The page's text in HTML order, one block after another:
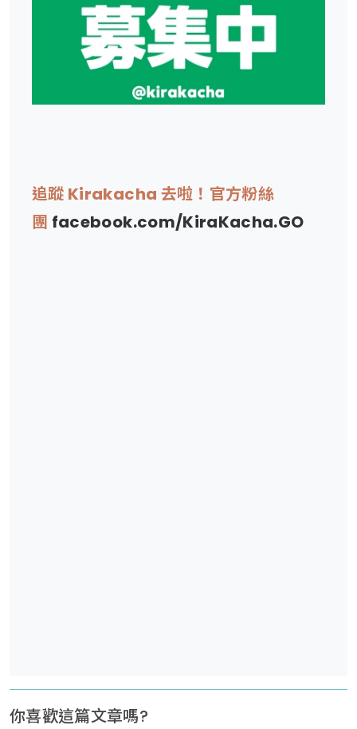
追蹤 Kirakacha 去啦！官方粉絲
團 facebook.com/KiraKacha.GO
你喜歡這篇文章嗎?